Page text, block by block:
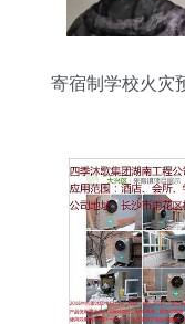
寄宿制学校火灾